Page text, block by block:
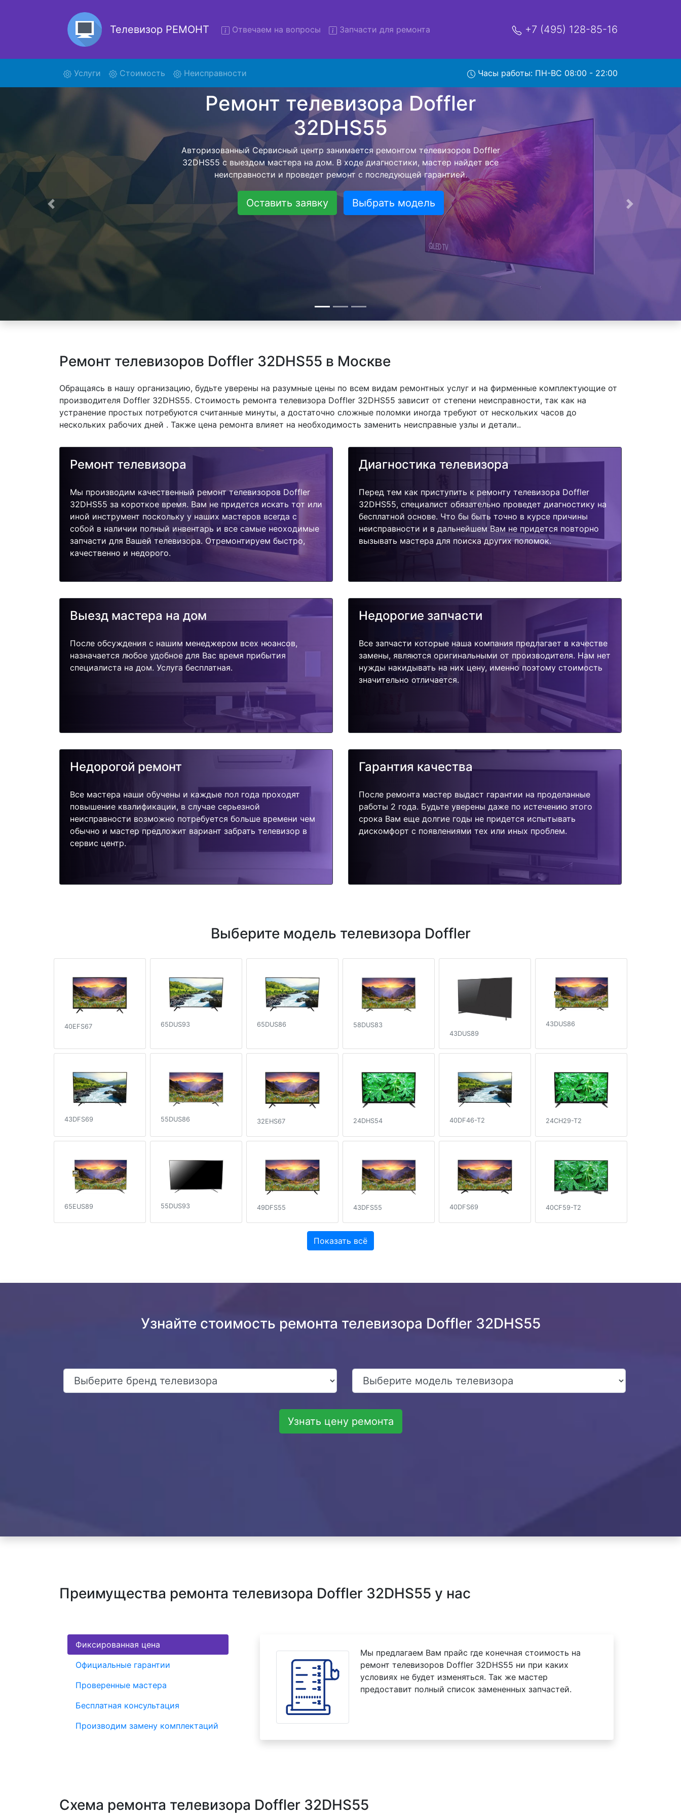
Телевизор РЕМОНТ Отвечаем на вопросы Запчасти для ремонта +7 (495) 128-85-16
Услуги (current)Стоимость Неисправности Часы работы: ПН-ВС 08:00 - 22:00
Ремонт телевизоров Doffler 32DHS55 с
вывозом в сервис
Ремонт телевизоров Doffler 32DHS55 с вывозом в сервисный центр и обратно - с
помощью нашей бесплатной услуги, специалист заберет Ваш телевизор для
дальнейшего более детального ремонта. Оговоренная стоимость ремонта
останется неизменно при возвращении видеотехники обратно.
Оставить заявку Выбрать модель
Предыдущая Следующая
Ремонт телевизоров Doffler 32DHS55 в Москве
Обращаясь в нашу организацию, будьте уверены на разумные цены по всем видам ремонтных услуг и на фирменные комплектующие от
производителя Doffler 32DHS55. Стоимость ремонта телевизора Doffler 32DHS55 зависит от степени неисправности, так как на
устранение простых потребуются считанные минуты, а достаточно сложные поломки иногда требуют от нескольких часов до
нескольких рабочих дней . Также цена ремонта влияет на необходимость заменить неисправные узлы и детали..
Ремонт телевизора
Мы производим качественный ремонт телевизоров Doffler
32DHS55 за короткое время. Вам не придется искать тот или
иной инструмент поскольку у наших мастеров всегда с
собой в наличии полный инвентарь и все самые неоходимые
запчасти для Вашей телевизора. Отремонтируем быстро,
качественно и недорого.
Диагностика телевизора
Перед тем как приступить к ремонту телевизора Doffler
32DHS55, специалист обязательно проведет диагностику на
бесплатной основе. Что бы быть точно в курсе причины
неисправности и в дальнейшем Вам не придется повторно
вызывать мастера для поиска других поломок.
Выезд мастера на дом
После обсуждения с нашим менеджером всех нюансов,
назначается любое удобное для Вас время прибытия
специалиста на дом. Услуга бесплатная.
Недорогие запчасти
Все запчасти которые наша компания предлагает в качестве
замены, являются оригинальными от производителя. Нам нет
нужды накидывать на них цену, именно поэтому стоимость
значительно отличается.
Недорогой ремонт
Все мастера наши обучены и каждые пол года проходят
повышение квалификации, в случае серьезной
неисправности возможно потребуется больше времени чем
обычно и мастер предложит вариант забрать телевизор в
сервис центр.
Гарантия качества
После ремонта мастер выдаст гарантии на проделанные
работы 2 года. Будьте уверены даже по истечению этого
срока Вам еще долгие годы не придется испытывать
дискомфорт с появлениями тех или иных проблем.
Выберите модель телевизора Doffler
40EFS67 65DUS93 65DUS86
58DUS83
43DUS89
43DUS86
43DFS69 55DUS86 32EHS67 24DHS54 40DF46-T2 24CH29-T2
65EUS89 55DUS93 49DFS55 43DFS55 40DFS69 40CF59-T2
Показать всё
Узнайте стоимость ремонта телевизора Doffler 32DHS55
Узнать цену ремонта
Преимущества ремонта телевизора Doffler 32DHS55 у нас
Фиксированная цена
Официальные гарантии
Проверенные мастера
Бесплатная консультация
Производим замену комплектаций
Мы предлагаем Вам прайс где конечная стоимость на
ремонт телевизоров Doffler 32DHS55 ни при каких
условиях не будет изменяться. Так же мастер
предоставит полный список замененных запчастей.
Схема ремонта телевизора Doffler 32DHS55